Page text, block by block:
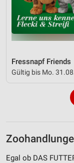
Fressnapf Friends
Gültig bis Mo. 31.08.
Egal ob DAS